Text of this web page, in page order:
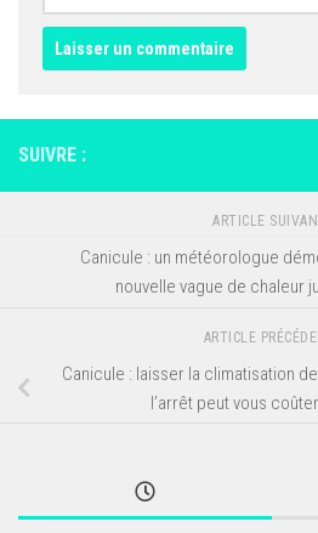
SUIVRE :
ARTICLE
Canicule : un météorologue
nouvelle vague de chaleur
ARTICLE
Canicule : laisser la climatisation
l’arrêt peut vous